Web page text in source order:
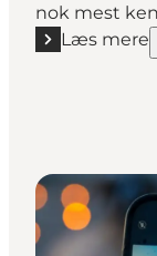
nok mest
Læs mere
Læs mere